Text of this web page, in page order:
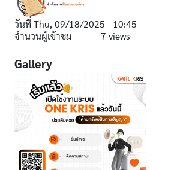
วันที่ Thu, 09/18/2025 - 10:45
จำนวนผู้เข้าชม
7 views
Gallery